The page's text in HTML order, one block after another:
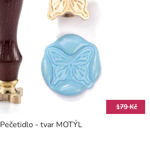
179 Kč
Pečetidlo - tvar MOTÝL